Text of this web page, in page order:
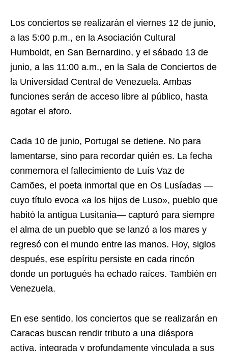
Los conciertos se realizarán el viernes 12 de junio,
a las 5:00 p.m., en la Asociación Cultural
Humboldt, en San Bernardino, y el sábado 13 de
junio, a las 11:00 a.m., en la Sala de Conciertos de
la Universidad Central de Venezuela. Ambas
funciones serán de acceso libre al público, hasta
agotar el aforo.
Cada 10 de junio, Portugal se detiene. No para
lamentarse, sino para recordar quién es. La fecha
conmemora el fallecimiento de Luís Vaz de
Camões, el poeta inmortal que en Os Lusíadas —
cuyo título evoca «a los hijos de Luso», pueblo que
habitó la antigua Lusitania— capturó para siempre
el alma de un pueblo que se lanzó a los mares y
regresó con el mundo entre las manos. Hoy, siglos
después, ese espíritu persiste en cada rincón
donde un portugués ha echado raíces. También en
Venezuela.
En ese sentido, los conciertos que se realizarán en
Caracas buscan rendir tributo a una diáspora
activa, integrada y profundamente vinculada a sus